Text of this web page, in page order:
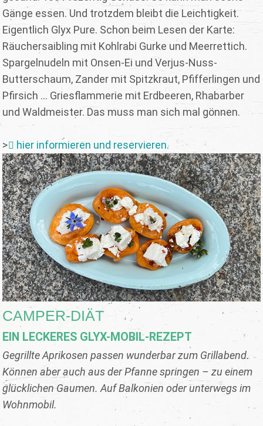
Gänge essen. Und trotzdem bleibt die Leichtigkeit.
Eigentlich Glyx Pure. Schon beim Lesen der Karte:
Räuchersaibling mit Kohlrabi Gurke und Meerrettich.
Spargelnudeln mit Onsen-Ei und Verjus-Nuss-
Butterschaum, Zander mit Spitzkraut, Pfifferlingen und
Pfirsich ... Griesflammerie mit Erdbeeren, Rhabarber
und Waldmeister. Das muss man sich mal gönnen.
> hier informieren und reservieren.
CAMPER-DIÄT
EIN LECKERES GLYX-MOBIL-REZEPT
Gegrillte Aprikosen passen wunderbar zum Grillabend.
Können aber auch aus der Pfanne springen – zu einem
glücklichen Gaumen. Auf Balkonien oder unterwegs im
Wohnmobil.